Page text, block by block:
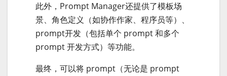
此外，Prompt Manager还提供了模板场
景、角色定义（如协作作家、程序员等）、
prompt开发（包括单个 prompt 和多个
prompt 开发方式）等功能。
最终，可以将 prompt（无论是 prompt